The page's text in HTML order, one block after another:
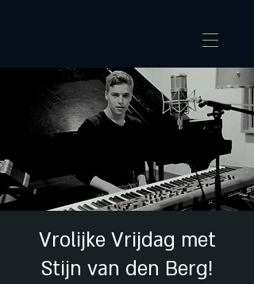
Vrolijke Vrijdag met
Stijn van den Berg!